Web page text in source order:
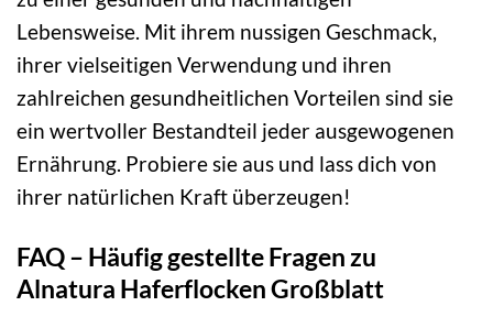
Lebensweise. Mit ihrem nussigen Geschmack,
ihrer vielseitigen Verwendung und ihren
zahlreichen gesundheitlichen Vorteilen sind sie
ein wertvoller Bestandteil jeder ausgewogenen
Ernährung. Probiere sie aus und lass dich von
ihrer natürlichen Kraft überzeugen!
FAQ – Häufig gestellte Fragen zu
Alnatura Haferflocken Großblatt